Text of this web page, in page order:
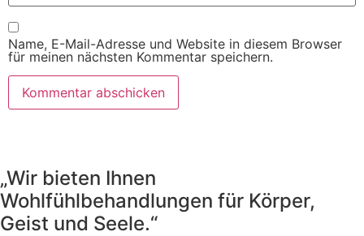
Name, E-Mail-Adresse und Website in diesem Browser
für meinen nächsten Kommentar speichern.
„Wir bieten Ihnen
Wohlfühlbehandlungen für Körper,
Geist und Seele.“